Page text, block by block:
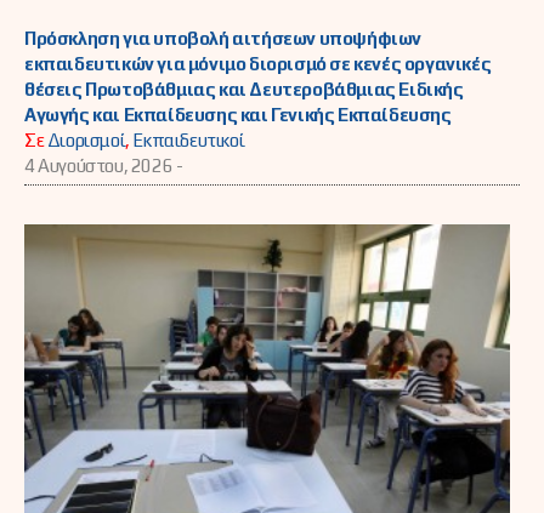
Πρόσκληση για υποβολή αιτήσεων υποψήφιων
εκπαιδευτικών για μόνιμο διορισμό σε κενές οργανικές
θέσεις Πρωτοβάθμιας και Δευτεροβάθμιας Ειδικής
Αγωγής και Εκπαίδευσης και Γενικής Εκπαίδευσης
ΣεΔιορισμοί, Εκπαιδευτικοί
4 Αυγούστου, 2026 -